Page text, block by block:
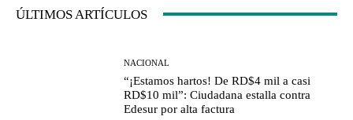
ÚLTIMOS ARTÍCULOS
NACIONAL
“¡Estamos hartos! De RD$4 mil a casi
RD$10 mil”: Ciudadana estalla contra
Edesur por alta factura